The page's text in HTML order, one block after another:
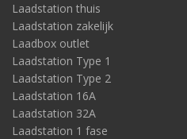
Laadstation thuis
Laadstation zakelijk
Laadbox outlet
Laadstation Type 1
Laadstation Type 2
Laadstation 16A
Laadstation 32A
Laadstation 1 fase